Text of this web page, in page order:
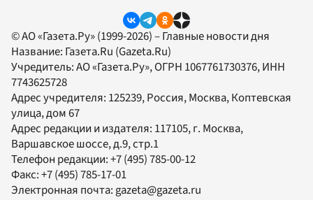
© АО «Газета.Ру» (1999-2026) – Главные новости дня
Название: Газета.Ru (Gazeta.Ru)
Учредитель:АО «Газета.Ру», ОГРН 1067761730376, ИНН
7743625728
Адрес учредителя: 125239, Россия, Москва, Коптевская
улица, дом 67
Адрес редакции и издателя: 117105, г. Москва,
Варшавское шоссе, д.9, стр.1
Телефон редакции:+7 (495) 785-00-12
Факс:+7 (495) 785-17-01
Электронная почта:gazeta@gazeta.ru